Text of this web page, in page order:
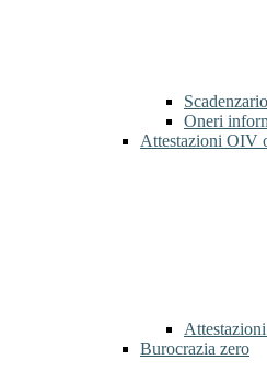
Oneri
Attestazioni OIV
Burocrazia zero